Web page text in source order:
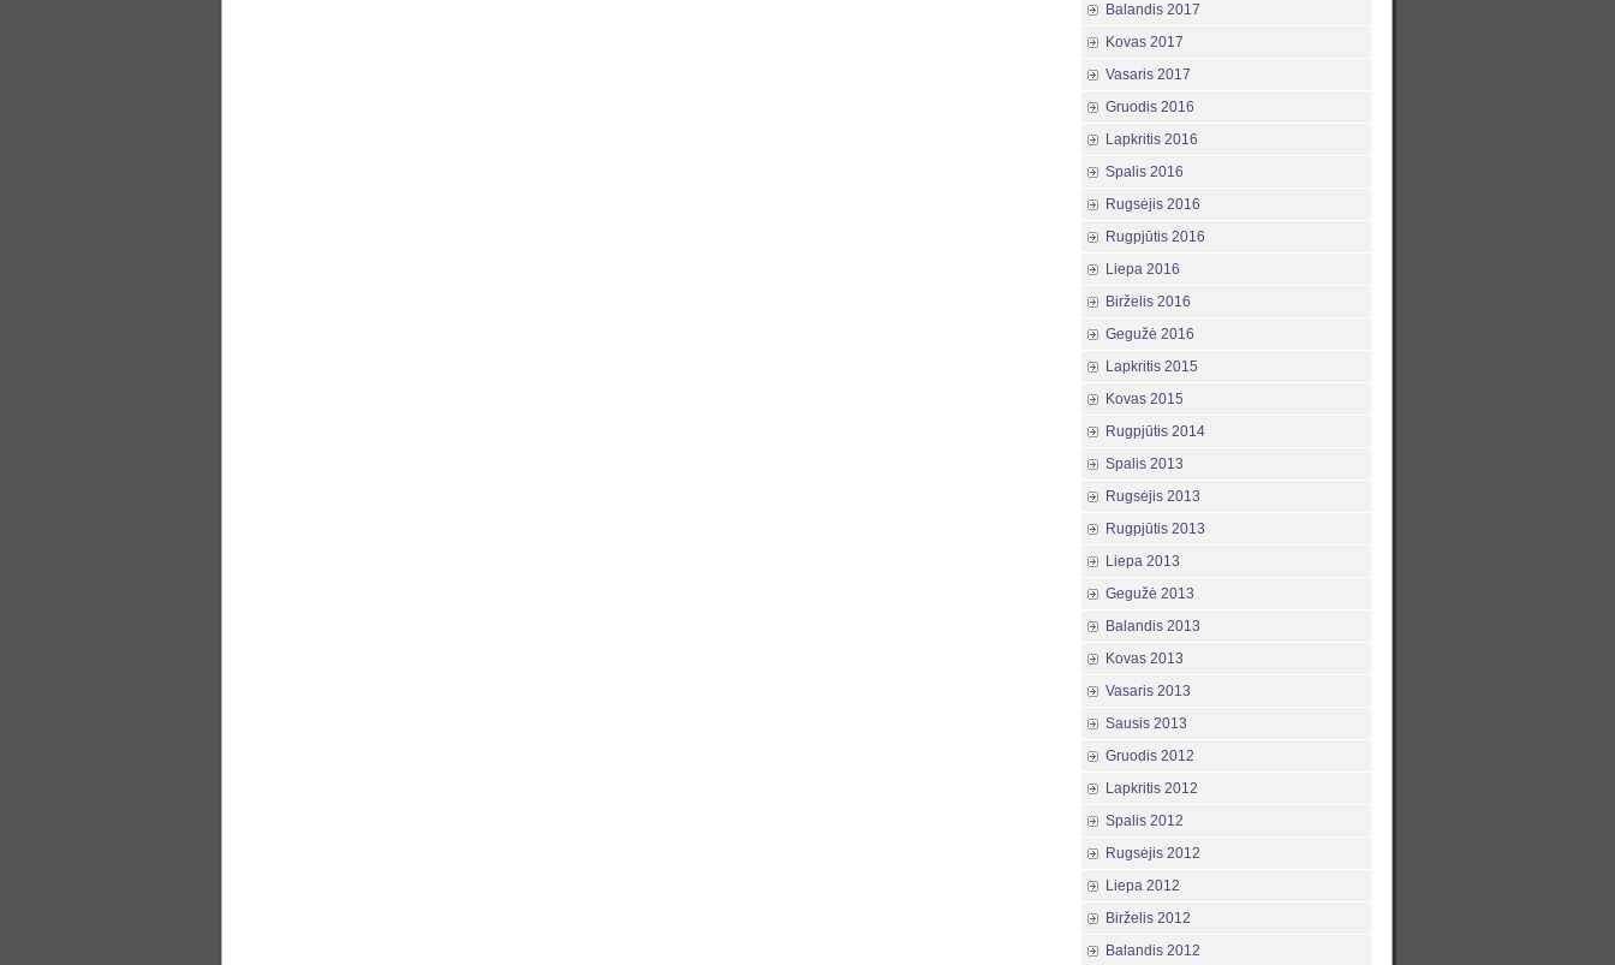
Balandis 2017
Kovas 2017
Vasaris 2017
Gruodis 2016
Lapkritis 2016
Spalis 2016
Rugsėjis 2016
Rugpjūtis 2016
Liepa 2016
Birželis 2016
Gegužė 2016
Lapkritis 2015
Kovas 2015
Rugpjūtis 2014
Spalis 2013
Rugsėjis 2013
Rugpjūtis 2013
Liepa 2013
Gegužė 2013
Balandis 2013
Kovas 2013
Vasaris 2013
Sausis 2013
Gruodis 2012
Lapkritis 2012
Spalis 2012
Rugsėjis 2012
Liepa 2012
Birželis 2012
Balandis 2012